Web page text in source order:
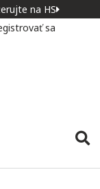
na HS
sa